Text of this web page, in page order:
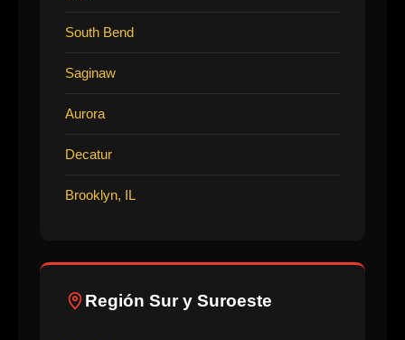
South Bend
Saginaw
Aurora
Decatur
Brooklyn, IL
Región Sur y Suroeste